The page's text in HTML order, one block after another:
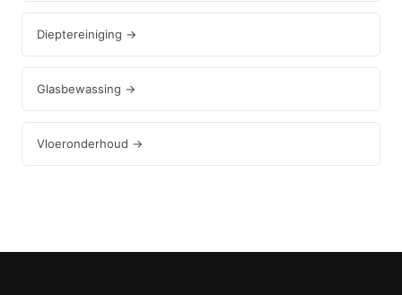
Dieptereiniging →
Glasbewassing →
Vloeronderhoud →